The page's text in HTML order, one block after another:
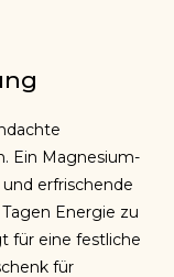
Ein Magnesium-
erfrischende
Energie zu
für eine festliche
für